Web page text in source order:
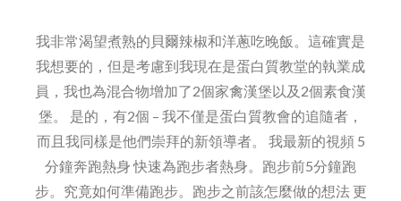
巴
克
模
仿
者
我非常渴望煮熟的貝爾辣椒和洋蔥吃晚飯。這確實是
我想要的，但是考慮到我現在是蛋白質教堂的執業成
員，我也為混合物增加了2個家禽漢堡以及2個素食漢
堡。 是的，有2個 – 我不僅是蛋白質教會的追隨者，
而且我同樣是他們崇拜的新領導者。 我最新的視頻 5
分鐘奔跑熱身 快速為跑步者熱身。跑步前5分鐘跑
步。究竟如何準備跑步。跑步之前該怎麼做的想法 更